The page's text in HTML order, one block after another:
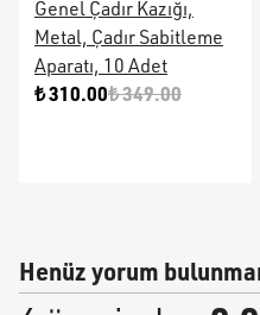
Genel Çadır Kazığı,
Metal, Çadır Sabitleme
Aparatı, 10 Adet
₺ 310.00₺ 349.00
Henüz yorum